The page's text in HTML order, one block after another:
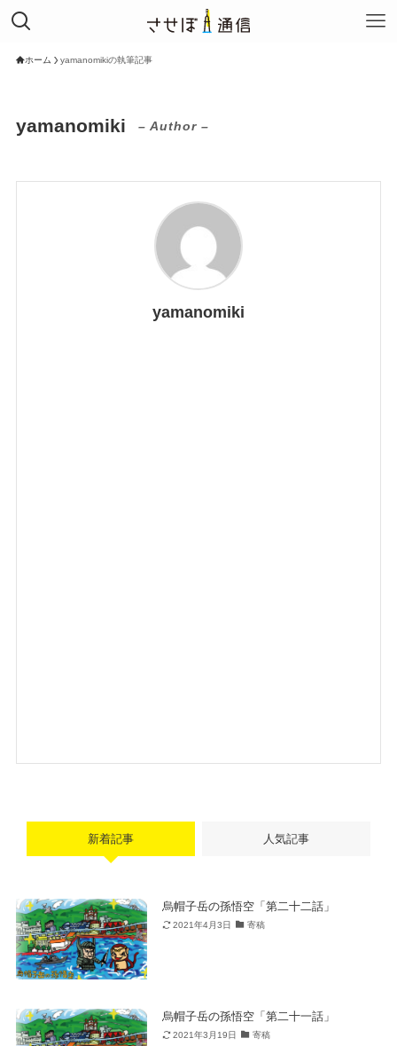
ホーム yamanomikiの執筆記事
yamanomiki – Author –
yamanomiki
新着記事 人気記事
烏帽子岳の孫悟空「第二十二話」
2021年4月3日 寄稿
烏帽子岳の孫悟空「第二十一話」
2021年3月19日 寄稿